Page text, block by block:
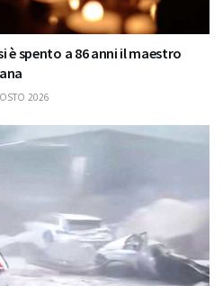
è spento a 86 anni il maestro
2026